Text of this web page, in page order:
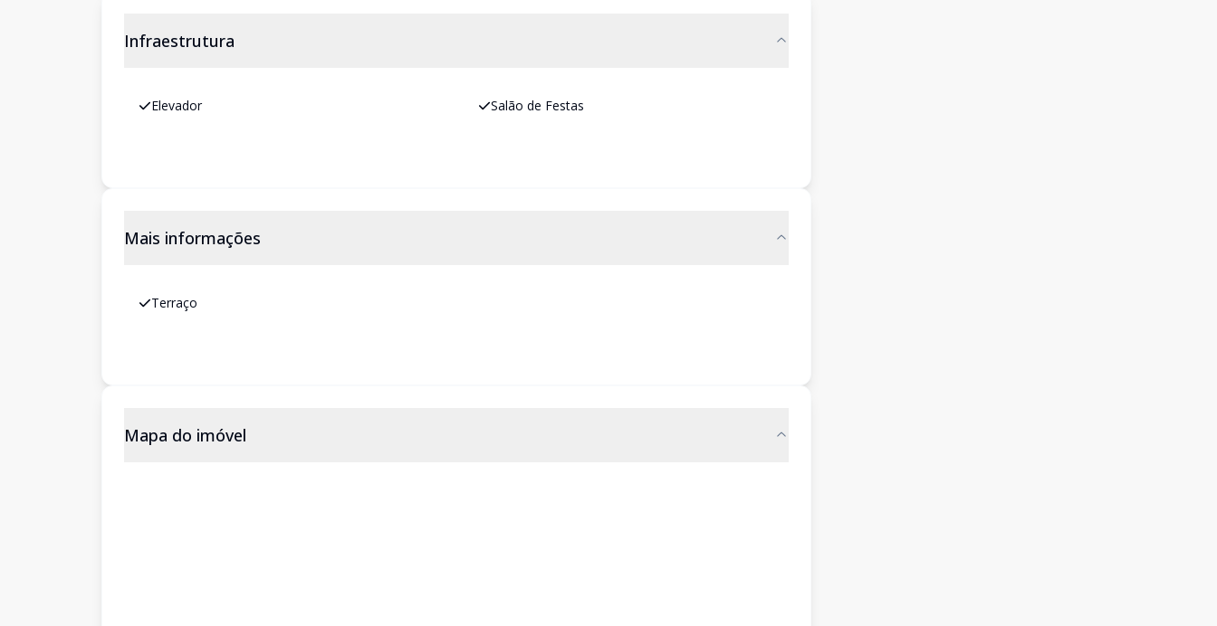
Infraestrutura
Elevador Salão de Festas
Mais informações
Terraço
Mapa do imóvel